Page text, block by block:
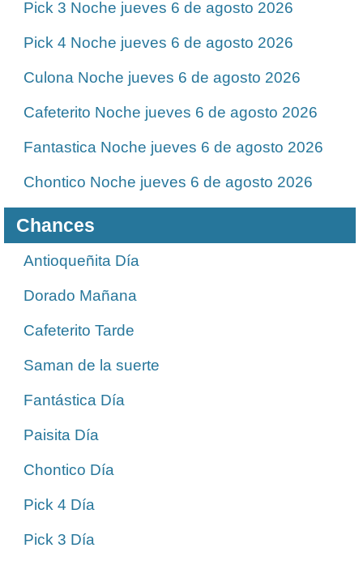
Pick 3 Noche jueves 6 de agosto 2026
Pick 4 Noche jueves 6 de agosto 2026
Culona Noche jueves 6 de agosto 2026
Cafeterito Noche jueves 6 de agosto 2026
Fantastica Noche jueves 6 de agosto 2026
Chontico Noche jueves 6 de agosto 2026
Chances
Antioqueñita Día
Dorado Mañana
Cafeterito Tarde
Saman de la suerte
Fantástica Día
Paisita Día
Chontico Día
Pick 4 Día
Pick 3 Día